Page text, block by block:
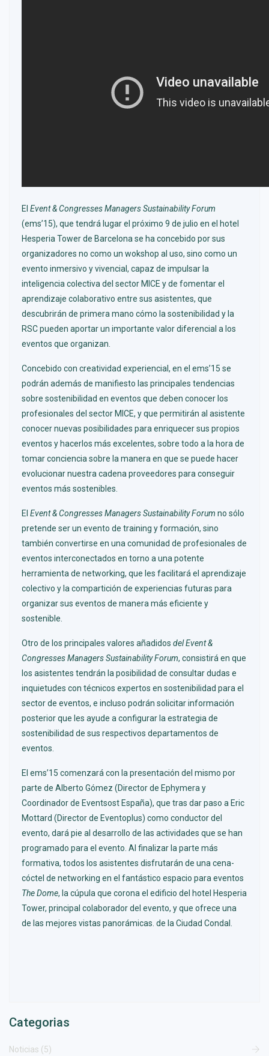
El Event & Congresses Managers Sustainability Forum
(ems’15), que tendrá lugar el próximo 9 de julio en el hotel
Hesperia Tower de Barcelona se ha concebido por sus
organizadores no como un wokshop al uso, sino como un
evento inmersivo y vivencial, capaz de impulsar la
inteligencia colectiva del sector MICE y de fomentar el
aprendizaje colaborativo entre sus asistentes, que
descubrirán de primera mano cómo la sostenibilidad y la
RSC pueden aportar un importante valor diferencial a los
eventos que organizan.
Concebido con creatividad experiencial, en el ems’15 se
podrán además de manifiesto las principales tendencias
sobre sostenibilidad en eventos que deben conocer los
profesionales del sector MICE, y que permitirán al asistente
conocer nuevas posibilidades para enriquecer sus propios
eventos y hacerlos más excelentes, sobre todo a la hora de
tomar conciencia sobre la manera en que se puede hacer
evolucionar nuestra cadena proveedores para conseguir
eventos más sostenibles.
El Event & Congresses Managers Sustainability Forum no sólo
pretende ser un evento de training y formación, sino
también convertirse en una comunidad de profesionales de
eventos interconectados en torno a una potente
herramienta de networking, que les facilitará el aprendizaje
colectivo y la compartición de experiencias futuras para
organizar sus eventos de manera más eficiente y
sostenible.
Otro de los principales valores añadidos del Event &
Congresses Managers Sustainability Forum, consistirá en que
los asistentes tendrán la posibilidad de consultar dudas e
inquietudes con técnicos expertos en sostenibilidad para el
sector de eventos, e incluso podrán solicitar información
posterior que les ayude a configurar la estrategia de
sostenibilidad de sus respectivos departamentos de
eventos.
El ems’15 comenzará con la presentación del mismo por
parte de Alberto Gómez (Director de Ephymera y
Coordinador de Eventsost España), que tras dar paso a Eric
Mottard (Director de Eventoplus) como conductor del
evento, dará pie al desarrollo de las actividades que se han
programado para el evento. Al finalizar la parte más
formativa, todos los asistentes disfrutarán de una cena-
cóctel de networking en el fantástico espacio para eventos
The Dome, la cúpula que corona el edificio del hotel Hesperia
Tower, principal colaborador del evento, y que ofrece una
de las mejores vistas panorámicas. de la Ciudad Condal.
Categorias
Noticias (5)